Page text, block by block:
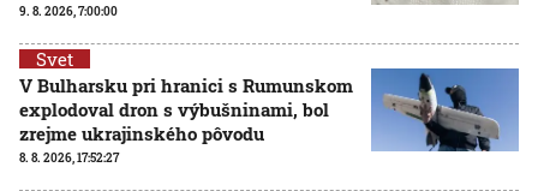
9. 8. 2026, 7:00:00
Svet
V Bulharsku pri hranici s Rumunskom
explodoval dron s výbušninami, bol
zrejme ukrajinského pôvodu
8. 8. 2026, 17:52:27